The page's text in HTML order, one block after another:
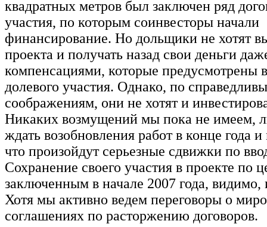
квадратных метров был заключен ряд
участия, по которым соинвесторы начали
финансирование. Но дольщики не хотят
проекта и получать назад свои деньги
компенсациями, которые предусмотрены
долевого участия. Однако, по
соображениям, они не хотят и
Никаких возмущений мы пока не имеем,
ждать возобновления работ в конце года
что произойдут серьезные сдвижки по
Сохранение своего участия в проекте по
заключенным в начале 2007 года, видимо,
Хотя мы активно ведем переговоры о
соглашениях по расторжению договоров.